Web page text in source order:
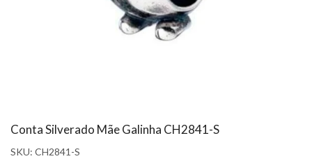
Conta Silverado Mãe Galinha CH2841-S
SKU: CH2841-S